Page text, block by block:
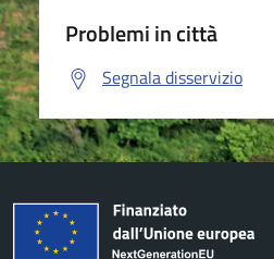
Problemi in città
Segnala disservizio